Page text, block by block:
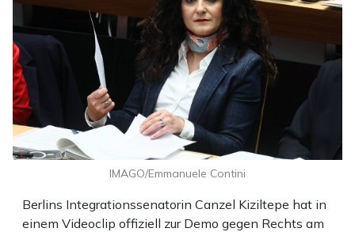
Berlins Integrationssenatorin Canzel Kiziltepe hat in
einem Videoclip offiziell zur Demo gegen Rechts am
IMAGO/Emmanuele Contini